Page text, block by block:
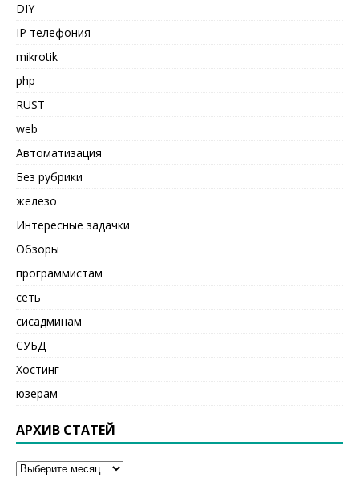
DIY
IP телефония
mikrotik
php
RUST
web
Автоматизация
Без рубрики
железо
Интересные задачки
Обзоры
программистам
сеть
сисадминам
СУБД
Хостинг
юзерам
АРХИВ СТАТЕЙ